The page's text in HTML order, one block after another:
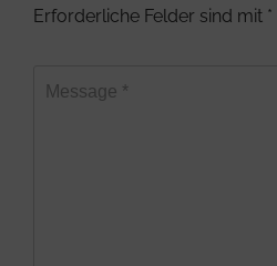
Erforderliche Felder sind mit *